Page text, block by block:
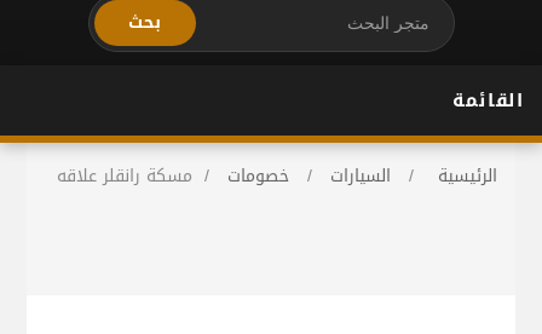
بحث
القائمة
الرئيسية / السيارات / خصومات / مسكة رانقلر علاقه